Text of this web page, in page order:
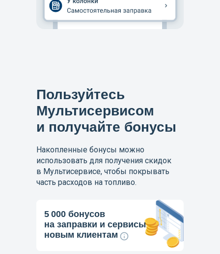
Пользуйтесь
Мультисервисом
и получайте бонусы
5 000 бонусов
на заправки и сервисы
новым клиентам
Накопленные бонусы можно
использовать для получения скидок
в Мультисервисе, чтобы покрывать
часть расходов на топливо.